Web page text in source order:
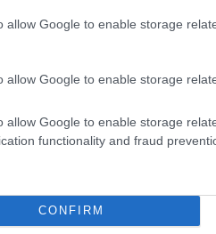
allow Google to enable storage
allow Google to enable storage
allow Google to enable storage
functionality and fraud
CONFIRM
Vehovar
življenja, osebnostnega
Svetuje in navdihuje,
in iz življenja ustvariti
Vsak drug mesec v tiskani
rasti in duhovnosti.